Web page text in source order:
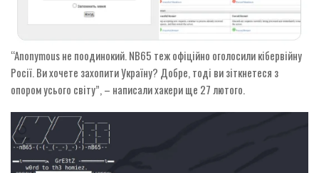
“Anonymous не поодинокий. NB65 теж офіційно оголосили кібервійну
Росії. Ви хочете захопити Україну? Добре, тоді ви зіткнетеся з
опором усього світу”, – написали хакери ще 27 лютого.